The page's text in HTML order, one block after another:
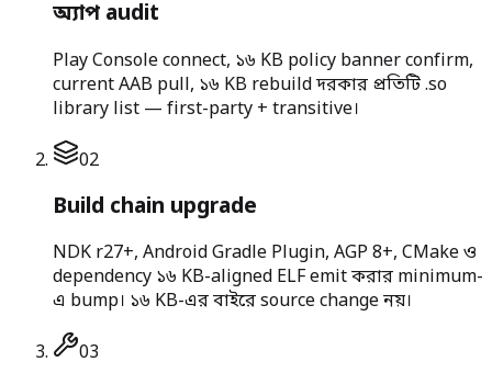
অ্যাপ audit
Play Console connect, ১৬ KB policy banner confirm,
current AAB pull, ১৬ KB rebuild দরকার প্রতিটি .so
library list — first-party + transitive।
02
Build chain upgrade
NDK r27+, Android Gradle Plugin, AGP 8+, CMake ও
dependency ১৬ KB-aligned ELF emit করার minimum-
এ bump। ১৬ KB-এর বাইরে source change নয়।
03